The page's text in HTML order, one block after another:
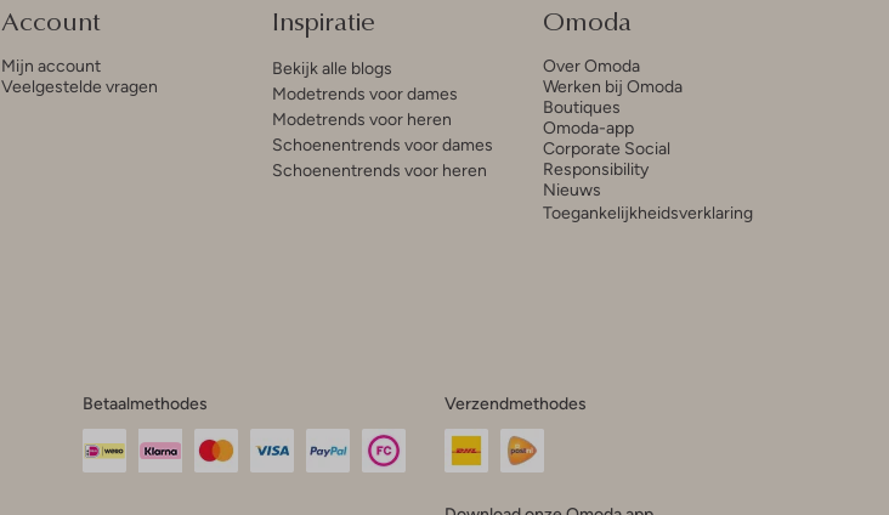
Account
Mijn account
Veelgestelde vragen
Inspiratie
Bekijk alle blogs
Modetrends voor dames
Modetrends voor heren
Schoenentrends voor dames
Schoenentrends voor heren
Omoda
Over Omoda
Werken bij Omoda
Boutiques
Omoda-app
Corporate Social
Responsibility
Nieuws
Toegankelijkheidsverklaring
Betaalmethodes Verzendmethodes